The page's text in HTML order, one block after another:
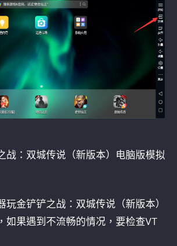
战：双城传说（新版本）电脑版模拟
玩金铲铲之战：双城传说（新版本）
如果遇到不流畅的情况，要检查VT